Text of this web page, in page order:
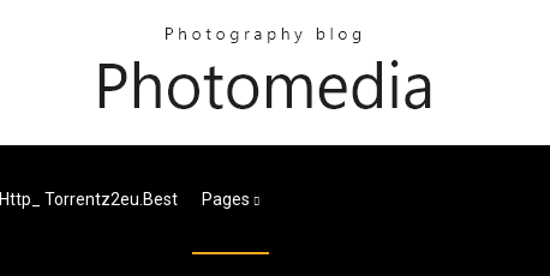
Http_ Torrentz2eu.best Pages